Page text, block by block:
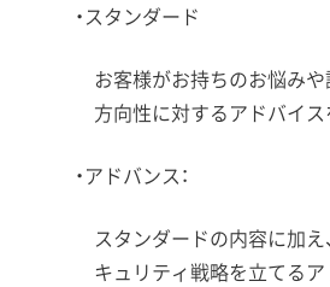
・スタンダード
お客様がお持ちのお悩み
方向性に対するアドバイス
・アドバンス：
スタンダードの内容に加え
キュリティ戦略を立てるア